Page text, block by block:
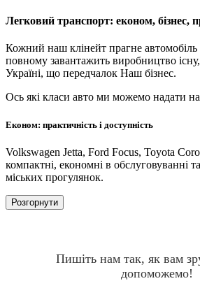
Легковий транспорт: економ, бізнес,
Кожний наш клінейт прагне автомобіль
повному завантажить виробництво
Україні, що передчалок Наш бізнес.
Ось які класи авто ми можемо надати
Економ: практичність і доступність
Volkswagen Jetta, Ford Focus, Toyota
компактні, економні в обслуговуванні
міських прогулянок.
Розгорнути
Пишіть нам так, як вам
допоможемо!